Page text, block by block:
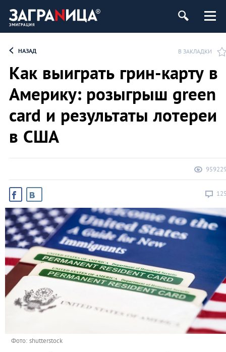
НАЗАД В ЗАКЛАДКИ
Как выиграть грин-карту в
Америку: розыгрыш green
card и результаты лотереи
в США
Фото: shutterstock